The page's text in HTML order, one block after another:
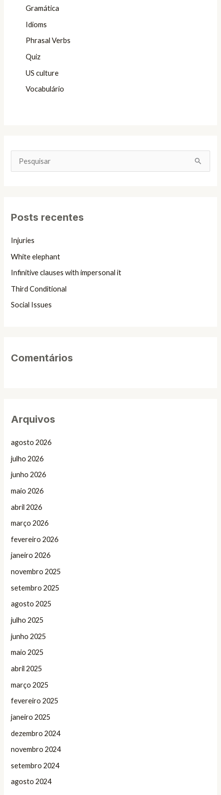
Gramática
Idioms
Phrasal Verbs
Quiz
US culture
Vocabulário
u
p
o
Posts recentes
Injuries
White elephant
Infinitive clauses with impersonal it
Third Conditional
Social Issues
Comentários
Arquivos
agosto 2026
julho 2026
junho 2026
maio 2026
abril 2026
março 2026
fevereiro 2026
janeiro 2026
novembro 2025
setembro 2025
agosto 2025
julho 2025
junho 2025
maio 2025
abril 2025
março 2025
fevereiro 2025
janeiro 2025
dezembro 2024
novembro 2024
setembro 2024
agosto 2024